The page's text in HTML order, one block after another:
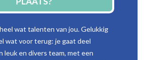
wat talenten van jou. Gelukkig
wat voor terug: je gaat deel
leuk en divers team, met een